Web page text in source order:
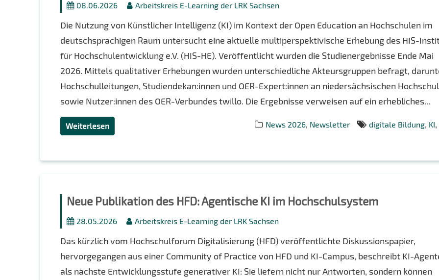
08.06.2026 Arbeitskreis E-Learning der LRK Sachsen
Die Nutzung von Künstlicher Intelligenz (KI) im Kontext der Open Education an Hochschulen im
deutschsprachigen Raum untersucht eine aktuelle multiperspektivische Erhebung des HIS-
für Hochschulentwicklung e.V. (HIS-HE). Veröffentlicht wurden die Studienergebnisse Ende Mai
2026. Mittels qualitativer Erhebungen wurden unterschiedliche Akteursgruppen befragt,
Hochschulleitungen, Studiendekan:innen und OER-Expert:innen an niedersächsischen
sowie Nutzer:innen des OER-Verbundes twillo. Die Ergebnisse verweisen auf ein erhebliches...
News 2026, Newsletter digitale Bildung, KI,
Weiterlesen
Neue Publikation des HFD: Agentische KI im Hochschulsystem
28.05.2026 Arbeitskreis E-Learning der LRK Sachsen
Das kürzlich vom Hochschulforum Digitalisierung (HFD) veröffentlichte Diskussionspapier,
hervorgegangen aus einer Community of Practice von HFD und KI-Campus, beschreibt KI-
als nächste Entwicklungsstufe generativer KI: Sie liefern nicht nur Antworten, sondern können